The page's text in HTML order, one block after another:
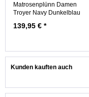
Matrosenplünn Damen
Troyer Navy Dunkelblau
139,95 € *
Kunden kauften auch